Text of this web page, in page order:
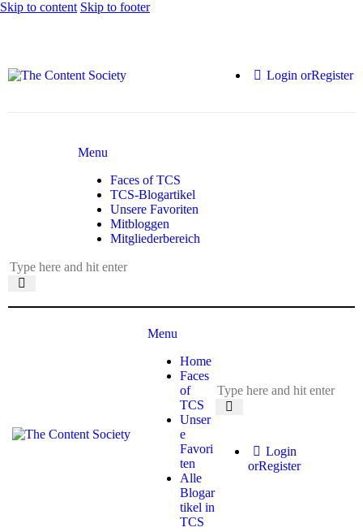
Skip to content Skip to footer
Login orRegister
Menu
Faces of TCS
TCS-Blogartikel
Unsere Favoriten
Mitbloggen
Mitgliederbereich
Menu
Home
Faces
of
TCS
Unser
e
Favori
ten
Alle
Blogar
tikel in
TCS
Login
orRegister